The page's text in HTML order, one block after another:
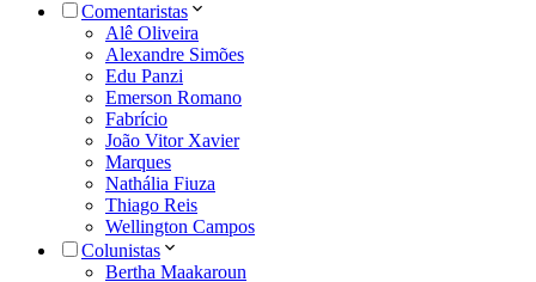
Comentaristas
Alê Oliveira
Alexandre Simões
Edu Panzi
Emerson Romano
Fabrício
João Vitor Xavier
Marques
Nathália Fiuza
Thiago Reis
Wellington Campos
Colunistas
Bertha Maakaroun